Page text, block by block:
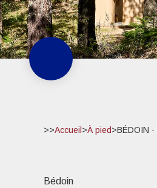
>>Accueil >À pied>BÉDOIN
Bédoin